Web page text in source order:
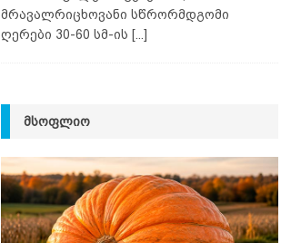
მრავალრიცხოვანი სწრორმდგომი
ღერები 30-60 სმ-ის [...]
ᲛᲡᲝᲤᲚᲘᲝ